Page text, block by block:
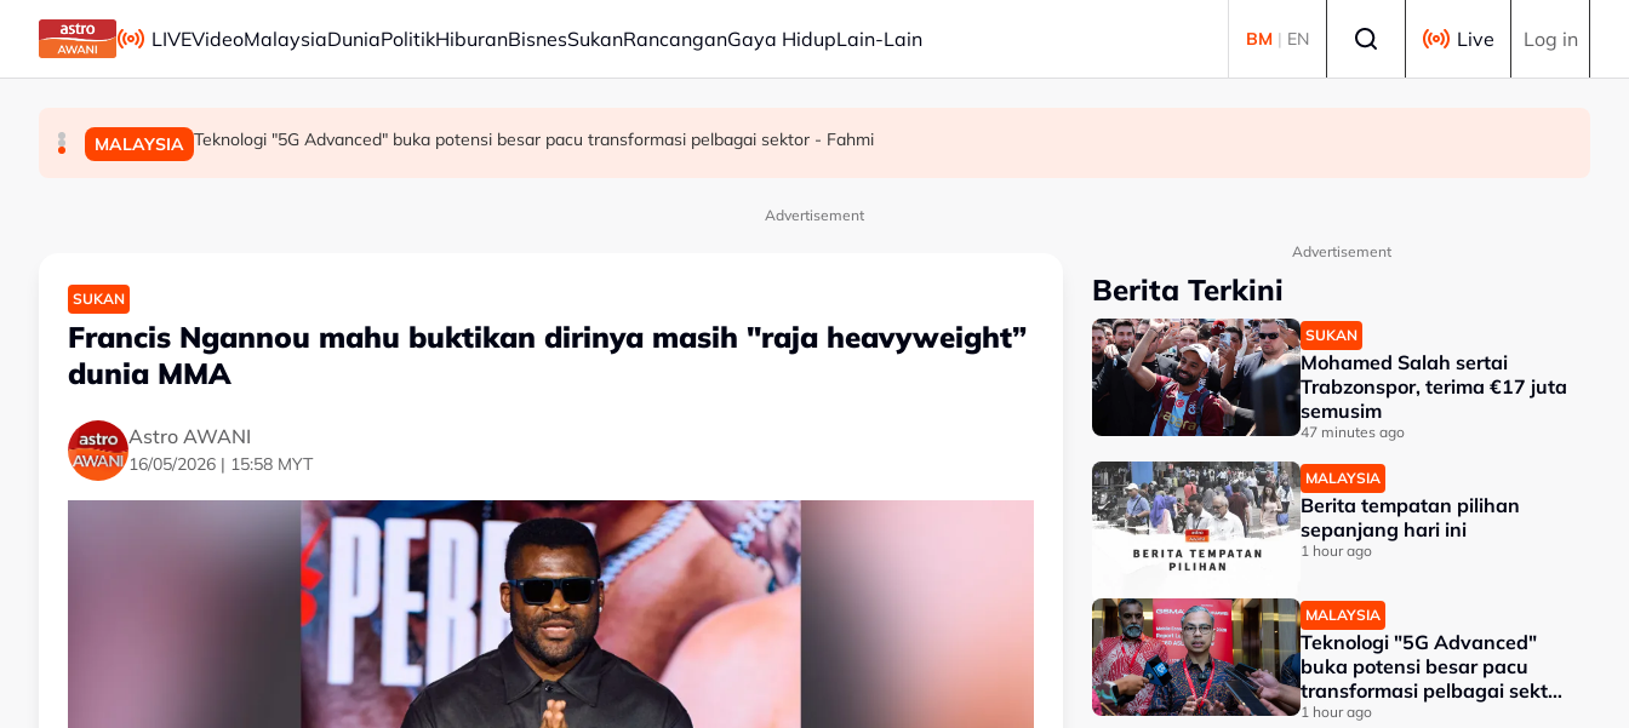
Skip to main content
LIVEVideoMalaysiaDuniaPolitikHiburanBisnesSukanRancanganGaya HidupLain-Lain BM | EN Live Log in
SUKAN Mohamed Salah sertai Trabzonspor, terima €17 juta semusim
MALAYSIA Berita tempatan pilihan sepanjang hari ini
MALAYSIA Teknologi "5G Advanced" buka potensi besar pacu transformasi pelbagai sektor - Fahmi
Advertisement
SUKAN
Francis Ngannou mahu buktikan dirinya masih "raja heavyweight”
dunia MMA
Astro AWANI
16/05/2026 | 15:58 MYT
Advertisement
Berita Terkini
SUKAN
Mohamed Salah sertai
Trabzonspor, terima €17 juta
semusim
47 minutes ago
MALAYSIA
Berita tempatan pilihan
sepanjang hari ini
1 hour ago
MALAYSIA
Teknologi "5G Advanced"
buka potensi besar pacu
transformasi pelbagai sektor
- Fahmi
1 hour ago